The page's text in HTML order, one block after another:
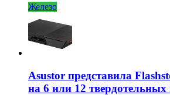
Железо
Asustor представила
на 6 или 12